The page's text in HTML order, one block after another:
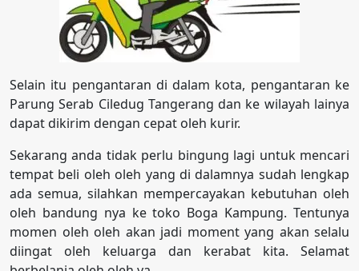
Selain itu pengantaran di dalam kota, pengantaran ke
Parung Serab Ciledug Tangerang dan ke wilayah lainya
dapat dikirim dengan cepat oleh kurir.
Sekarang anda tidak perlu bingung lagi untuk mencari
tempat beli oleh oleh yang di dalamnya sudah lengkap
ada semua, silahkan mempercayakan kebutuhan oleh
oleh bandung nya ke toko Boga Kampung. Tentunya
momen oleh oleh akan jadi moment yang akan selalu
diingat oleh keluarga dan kerabat kita. Selamat